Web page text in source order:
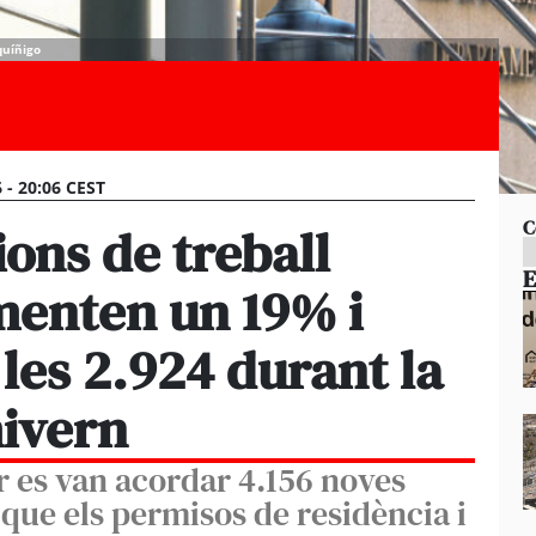
20:06 CEST
de treball
un 19% i
2.924 durant la
van acordar 4.156 noves
els permisos de residència i